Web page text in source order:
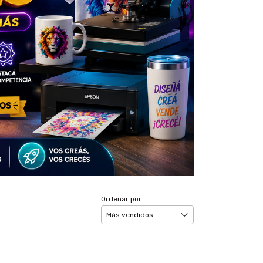
Ordenar por